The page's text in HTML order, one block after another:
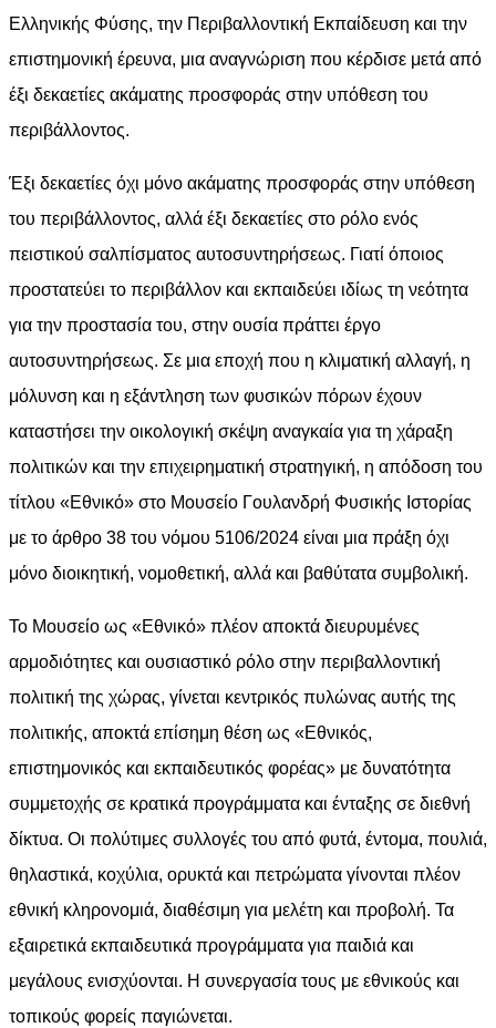
Ελληνικής Φύσης, την Περιβαλλοντική Εκπαίδευση και την
επιστημονική έρευνα, μια αναγνώριση που κέρδισε μετά από
έξι δεκαετίες ακάματης προσφοράς στην υπόθεση του
περιβάλλοντος.
Έξι δεκαετίες όχι μόνο ακάματης προσφοράς στην υπόθεση
του περιβάλλοντος, αλλά έξι δεκαετίες στο ρόλο ενός
πειστικού σαλπίσματος αυτοσυντηρήσεως. Γιατί όποιος
προστατεύει το περιβάλλον και εκπαιδεύει ιδίως τη νεότητα
για την προστασία του, στην ουσία πράττει έργο
αυτοσυντηρήσεως. Σε μια εποχή που η κλιματική αλλαγή, η
μόλυνση και η εξάντληση των φυσικών πόρων έχουν
καταστήσει την οικολογική σκέψη αναγκαία για τη χάραξη
πολιτικών και την επιχειρηματική στρατηγική, η απόδοση του
τίτλου «Εθνικό» στο Μουσείο Γουλανδρή Φυσικής Ιστορίας
με το άρθρο 38 του νόμου 5106/2024 είναι μια πράξη όχι
μόνο διοικητική, νομοθετική, αλλά και βαθύτατα συμβολική.
Το Μουσείο ως «Εθνικό» πλέον αποκτά διευρυμένες
αρμοδιότητες και ουσιαστικό ρόλο στην περιβαλλοντική
πολιτική της χώρας, γίνεται κεντρικός πυλώνας αυτής της
πολιτικής, αποκτά επίσημη θέση ως «Εθνικός,
επιστημονικός και εκπαιδευτικός φορέας» με δυνατότητα
συμμετοχής σε κρατικά προγράμματα και ένταξης σε διεθνή
δίκτυα. Οι πολύτιμες συλλογές του από φυτά, έντομα, πουλιά,
θηλαστικά, κοχύλια, ορυκτά και πετρώματα γίνονται πλέον
εθνική κληρονομιά, διαθέσιμη για μελέτη και προβολή. Τα
εξαιρετικά εκπαιδευτικά προγράμματα για παιδιά και
μεγάλους ενισχύονται. Η συνεργασία τους με εθνικούς και
τοπικούς φορείς παγιώνεται.